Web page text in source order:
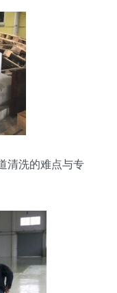
清洗的难点与专